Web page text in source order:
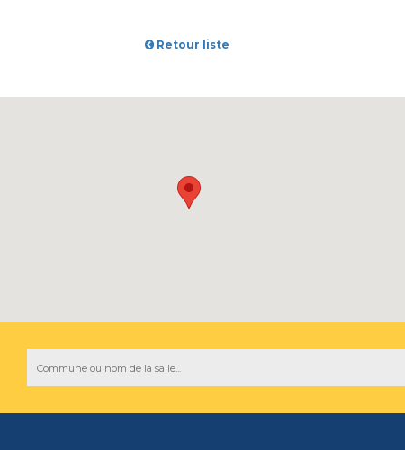
Retour liste